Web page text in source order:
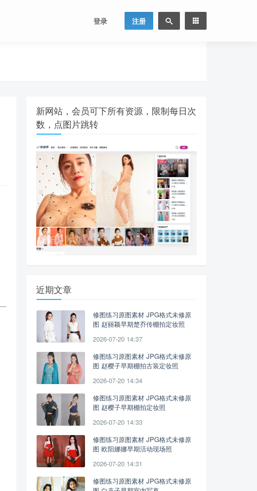
登录 注册
新网站，会员可下所有资源，限制每日次
数，点图片跳转
近期文章
修图练习原图素材 JPG格式未修原
图 赵丽颖早期楚乔传棚拍定妆照
2026-07-20 14:37
修图练习原图素材 JPG格式未修原
图 赵樱子早期棚拍古装定妆照
2026-07-20 14:34
修图练习原图素材 JPG格式未修原
图 赵樱子早期棚拍定妆照
2026-07-20 14:33
修图练习原图素材 JPG格式未修原
图 欧阳娜娜早期活动现场照
2026-07-20 14:31
修图练习原图素材 JPG格式未修原